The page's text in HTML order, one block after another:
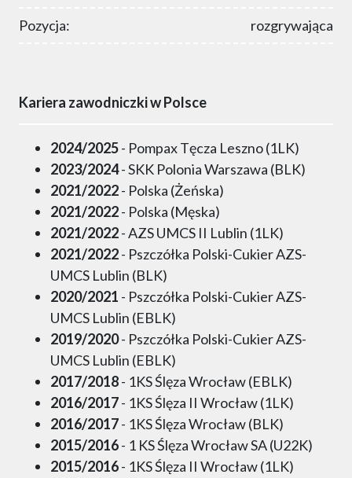
Pozycja: rozgrywająca
Kariera zawodniczki w Polsce
2024/2025- Pompax Tęcza Leszno (1LK)
2023/2024- SKK Polonia Warszawa (BLK)
2021/2022- Polska (Żeńska)
2021/2022- Polska (Męska)
2021/2022- AZS UMCS II Lublin (1LK)
2021/2022- Pszczółka Polski-Cukier AZS-
UMCS Lublin (BLK)
2020/2021 - Pszczółka Polski-Cukier AZS-
UMCS Lublin (EBLK)
2019/2020- Pszczółka Polski-Cukier AZS-
UMCS Lublin (EBLK)
2017/2018- 1KS Ślęza Wrocław (EBLK)
2016/2017- 1KS Ślęza II Wrocław (1LK)
2016/2017- 1KS Ślęza Wrocław (BLK)
2015/2016- 1 KS Ślęza Wrocław SA (U22K)
2015/2016- 1KS Ślęza II Wrocław (1LK)